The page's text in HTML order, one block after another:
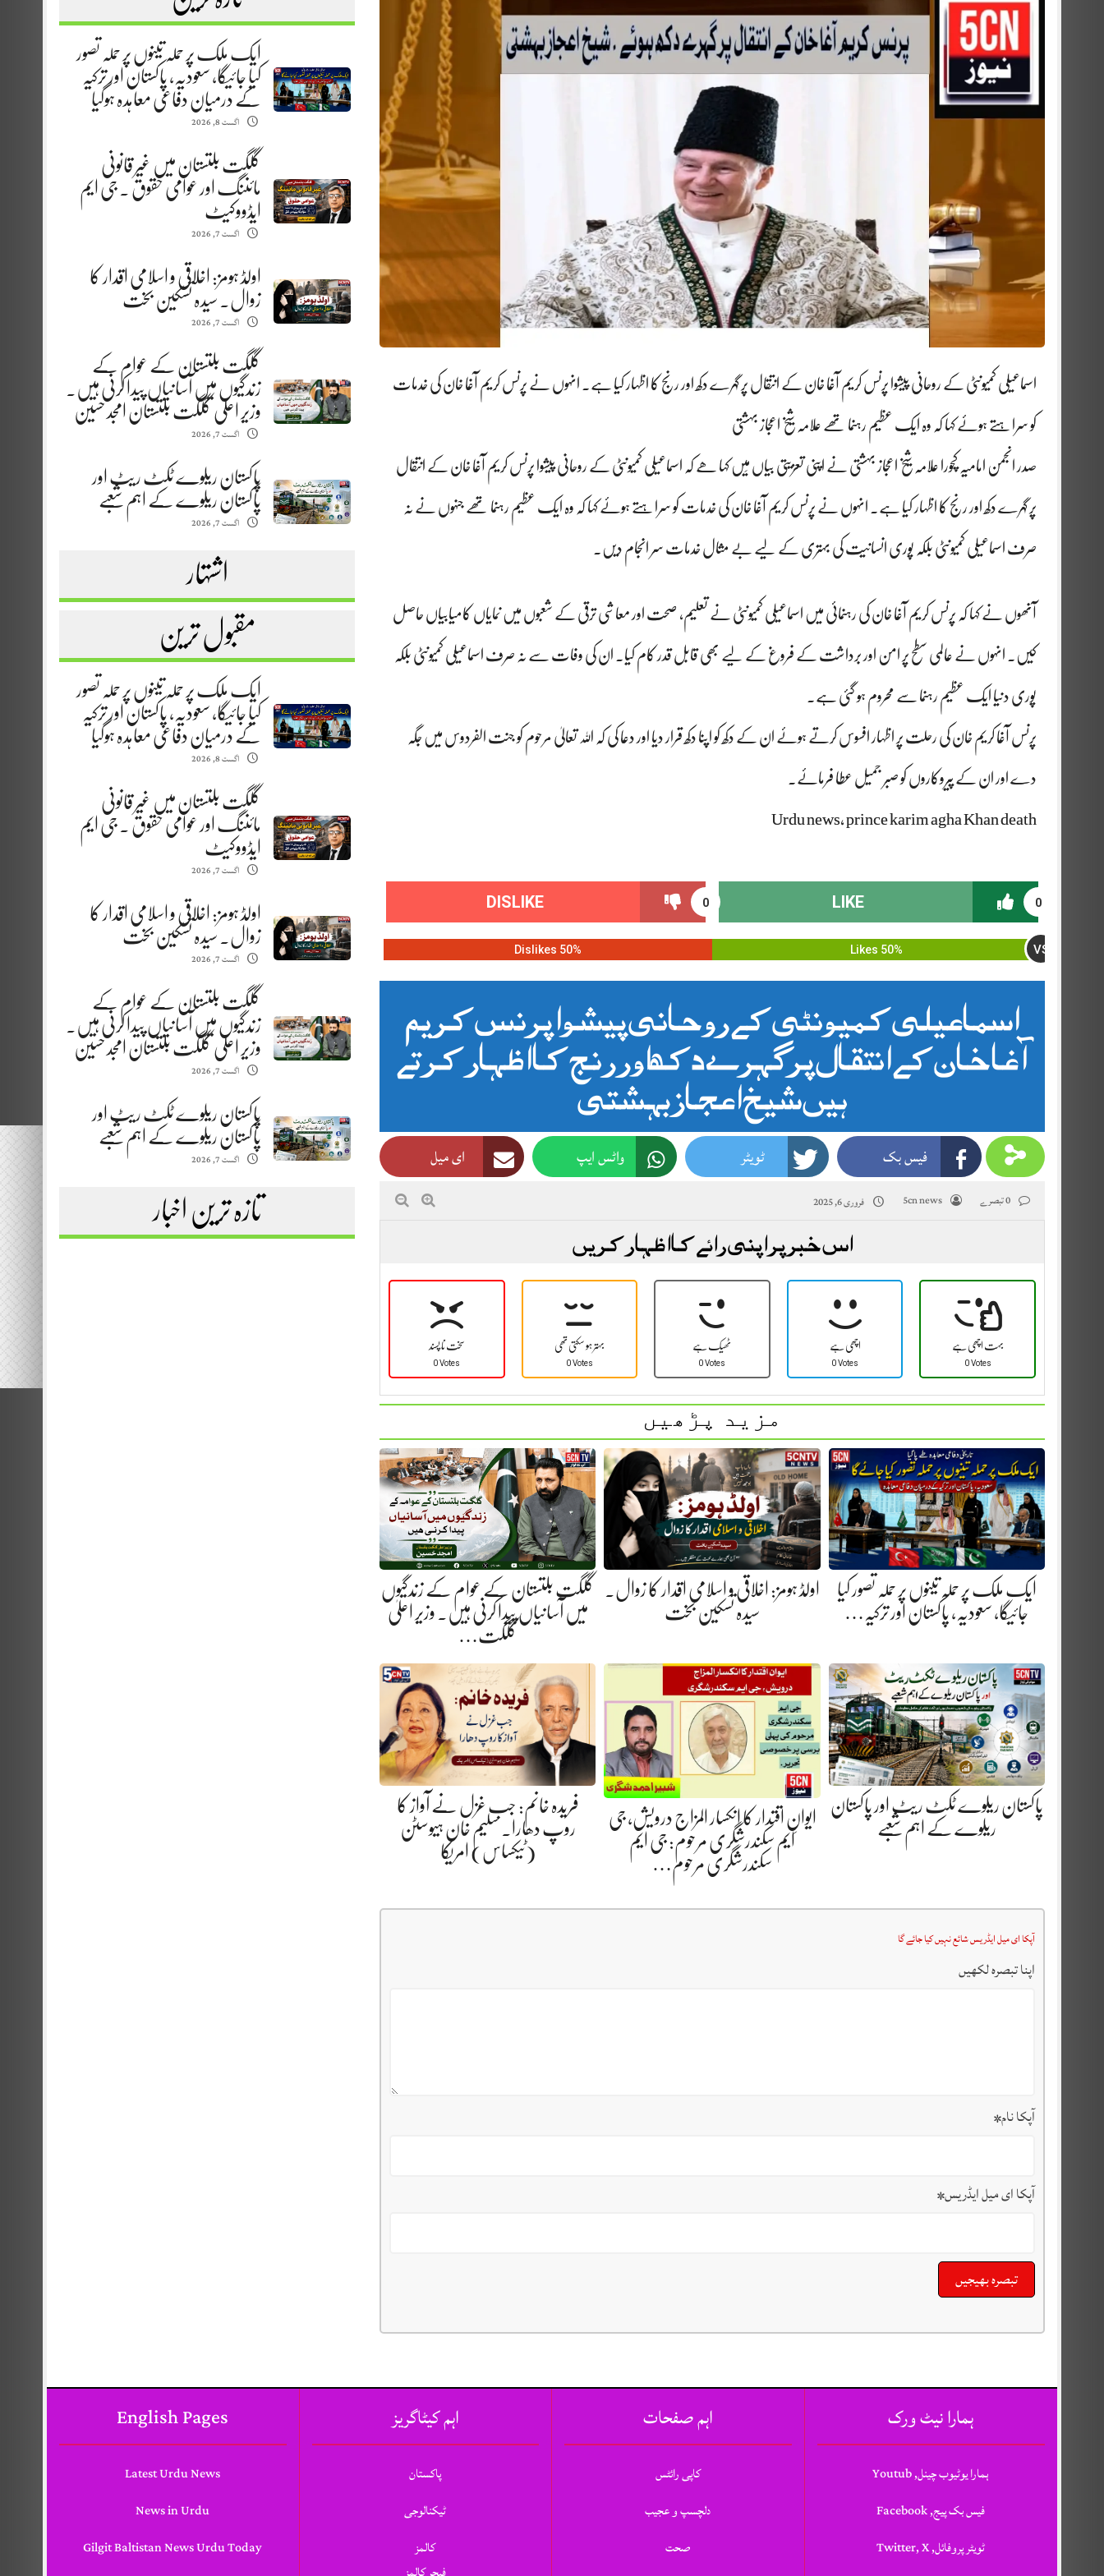
ایک ملک پر حملہ تینوں پر حملہ تصور
کیا جائیگا، سعودیہ، پاکستان اور ترکیہ
کے درمیان دفاعی معاہدہ ہوگیا
اگست 8, 2026
گلگت بلتستان میں غیر قانونی
مائننگ اور عوامی حقوق . جی ایم
ایڈووکیٹ
اگست 7, 2026
اولڈ ہومز: اخلاقی و اسلامی اقدار کا
زوال. سیدہ تسکین بخت
اگست 7, 2026
گلگت بلتستان کے عوام کے
زندگیوں میں آسانیاں پیدا کرنی ہیں.
وزیر اعلیٰ گلگت بلتستان امجد حسین
اگست 7, 2026
پاکستان ریلوے ٹکٹ ریٹ اور
پاکستان ریلوے کے اہم شعبے
اگست 7, 2026
اشتہار
مقبول ترین
ایک ملک پر حملہ تینوں پر حملہ تصور
کیا جائیگا، سعودیہ، پاکستان اور ترکیہ
کے درمیان دفاعی معاہدہ ہوگیا
اگست 8, 2026
گلگت بلتستان میں غیر قانونی
مائننگ اور عوامی حقوق . جی ایم
ایڈووکیٹ
اگست 7, 2026
اولڈ ہومز: اخلاقی و اسلامی اقدار کا
زوال. سیدہ تسکین بخت
اگست 7, 2026
گلگت بلتستان کے عوام کے
زندگیوں میں آسانیاں پیدا کرنی ہیں.
وزیر اعلیٰ گلگت بلتستان امجد حسین
اگست 7, 2026
پاکستان ریلوے ٹکٹ ریٹ اور
پاکستان ریلوے کے اہم شعبے
اگست 7, 2026
تازہ ترین اخبار
اسماعیلی کمیونٹی کے روحانی پیشوا پرنس کریم آغا خان کے انتقال پر گہرے دکھ اور رنج کا اظہار کیا ہے۔ انہوں نے پرنس کریم آغا خان کی خدمات
کو سراہتے ہوئے کہا کہ وہ ایک عظیم رہنما تھے علامہ شیخ اعجاز بہشتی
صدر انجمن امامیہ کچورا علامہ شیخ اعجاز بہشتی نے اپنی تعزیتی بیاں مِیں کہا ھے کہ اسماعیلی کمیونٹی کے روحانی پیشوا پرنس کریم آغا خان کے انتقال
پر گہرے دکھ اور رنج کا اظہار کیا ہے۔ انہوں نے پرنس کریم آغا خان کی خدمات کو سراہتے ہوئے کہا کہ وہ ایک عظیم رہنما تھے جنہوں نے نہ
صرف اسماعیلی کمیونٹی بلکہ پوری انسانیت کی بہتری کے لیے بے مثال خدمات سر انجام دیں۔
آنھوں نے کہا کہ پرنس کریم آغا خان کی رہنمائی میں اسماعیلی کمیونٹی نے تعلیم، صحت اور معاشی ترقی کے شعبوں میں نمایاں کامیابیاں حاصل
کیں۔ انہوں نے عالمی سطح پر امن اور برداشت کے فروغ کے لیے بھی قابل قدر کام کیا۔ ان کی وفات سے نہ صرف اسماعیلی کمیونٹی بلکہ
پوری دنیا ایک عظیم رہنما سے محروم ہو گئی ہے۔
پرنس آغا کریم خان کی رحلت پر اظہار افسوس کرتے ہوئے ان کے دکھ کو اپنا دکھ قرار دیا اور دعا کی کہ اللہ تعالیٰ مرحوم کو جنت الفردوس میں جگہ
دے اور ان کے پیروکاروں کو صبر جمیل عطا فرمائے۔
Urdu news, prince karim agha Khan death
0
LIKE
0
DISLIKE
50% Likes VS
50% Dislikes
اسماعیلی کمیونٹی کے روحانی پیشوا پرنس کریم
آغا خان کے انتقال پر گہرے دکھ اور رنج کا اظہار کرتے
ہیں شیخ اعجاز بہشتی
فیس بک ٹویٹر واٹس ایپ ای میل
5cn news فروری 6, 2025
اس خبر پر اپنی رائے کا اظہار کریں
سخت نا پسند
0 Votes
بہتر ہو سکتی تھی
0 Votes
ٹھیک ہے
0 Votes
اچھی ہے
0 Votes
بہت اچھی ہے
0 Votes
مزید پڑھیں
ایک ملک پر حملہ تینوں پر حملہ تصور کیا
جائیگا، سعودیہ، پاکستان اور ترکیہ…
اولڈ ہومز: اخلاقی و اسلامی اقدار کا زوال.
سیدہ تسکین بخت
گلگت بلتستان کے عوام کے زندگیوں
میں آسانیاں پیدا کرنی ہیں. وزیر اعلیٰ
گلگت…
پاکستان ریلوے ٹکٹ ریٹ اور پاکستان
ریلوے کے اہم شعبے
ایوانِ اقتدار کا انکسار المزاج درویش، جی
ایم سکندرشگری مرحوم: جی ایم
سکندرشگری مرحوم…
فریدہ خانم: جب غزل نے آواز کا
روپ دھارا. سلیم خان ہیوسٹن
(ٹیکساس) امریکا
آپکا ای میل ایڈریس شائع نہیں کیا جائے گا
اپنا تبصرہ لکھیں
آپکا نام*
آپکا ای میل ایڈریس*
English Pages
Latest Urdu News
News in Urdu
Gilgit Baltistan News Urdu Today
اہم کیٹاگریز
پاکستان
ٹیکنالوجی
کالمز
اہم صفحات
کاپی رائٹس
دلچسپ و عجیب
صحت
ہمارا نیٹ ورک
ہمارا یوٹیوب چینل, Youtub
فیس بک پیج, Facebook
ٹویٹر پروفائل, Twitter, X